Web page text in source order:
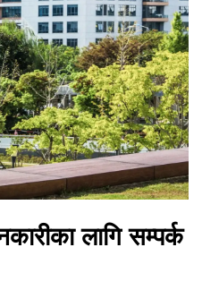
लागि सम्पर्क